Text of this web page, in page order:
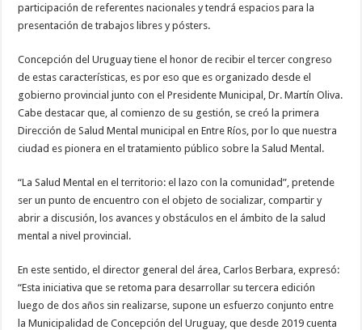
participación de referentes nacionales y tendrá espacios para la
presentación de trabajos libres y pósters.
Concepción del Uruguay tiene el honor de recibir el tercer congreso
de estas características, es por eso que es organizado desde el
gobierno provincial junto con el Presidente Municipal, Dr. Martín Oliva.
Cabe destacar que, al comienzo de su gestión, se creó la primera
Dirección de Salud Mental municipal en Entre Ríos, por lo que nuestra
ciudad es pionera en el tratamiento público sobre la Salud Mental.
“La Salud Mental en el territorio: el lazo con la comunidad”, pretende
ser un punto de encuentro con el objeto de socializar, compartir y
abrir a discusión, los avances y obstáculos en el ámbito de la salud
mental a nivel provincial.
En este sentido, el director general del área, Carlos Berbara, expresó:
“Esta iniciativa que se retoma para desarrollar su tercera edición
luego de dos años sin realizarse, supone un esfuerzo conjunto entre
la Municipalidad de Concepción del Uruguay, que desde 2019 cuenta